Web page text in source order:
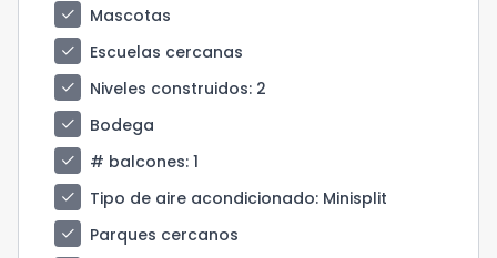
check
Mascotas
check
Escuelas cercanas
check
Niveles construidos: 2
check
Bodega
check
# balcones: 1
check
Tipo de aire acondicionado: Minisplit
check
Parques cercanos